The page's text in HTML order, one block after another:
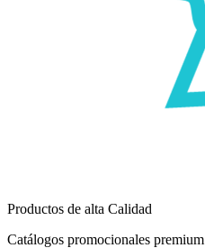
Productos de alta Calidad
Catálogos promocionales premium